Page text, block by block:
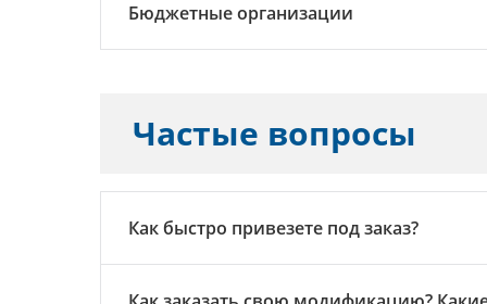
Бюджетные организации
Частые вопросы
Как быстро привезете под заказ?